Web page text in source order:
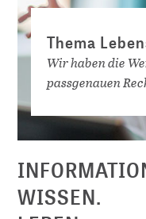
Thema
Wir haben die
passgenauen
WISSEN.